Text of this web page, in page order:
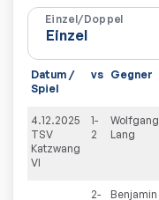
Einzel/Doppel
Datum /
Spiel
vs Gegner
4.12.2025
TSV
Katzwang
VI
1-
2
Wolfgang
Lang
2-
Benjamin